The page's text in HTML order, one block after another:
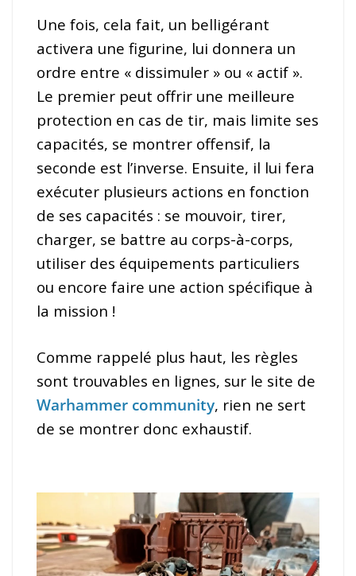
Une fois, cela fait, un belligérant
activera une figurine, lui donnera un
ordre entre « dissimuler » ou « actif ».
Le premier peut offrir une meilleure
protection en cas de tir, mais limite ses
capacités, se montrer offensif, la
seconde est l’inverse. Ensuite, il lui fera
exécuter plusieurs actions en fonction
de ses capacités : se mouvoir, tirer,
charger, se battre au corps-à-corps,
utiliser des équipements particuliers
ou encore faire une action spécifique à
la mission !
Comme rappelé plus haut, les règles
sont trouvables en lignes, sur le site de
Warhammer community, rien ne sert
de se montrer donc exhaustif.